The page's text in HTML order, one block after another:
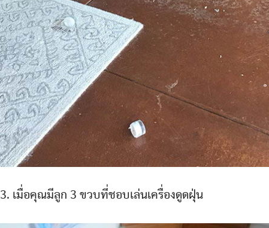
3. เมื่อคุณมีลูก 3 ขวบที่ชอบเล่นเครื่องดูดฝุ่น